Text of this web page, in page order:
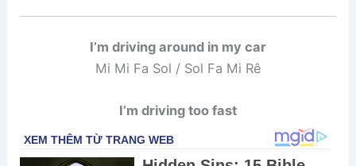
I’m driving around in my car
Mi Mi Fa Sol / Sol Fa Mi Rê
I’m driving too fast